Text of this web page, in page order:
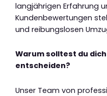
langjährigen Erfahrung
Kundenbewertungen
und reibungslosen
Warum solltest du
entscheiden?
Unser Team von